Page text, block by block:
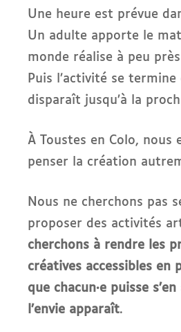
Une heure est prévue
Un adulte apporte le
monde réalise à peu
Puis l’activité se
disparaît jusqu’à la
À Toustes en Colo, nous
penser la création
Nous ne cherchons pas
proposer des activités
cherchons à rendre les
créatives accessibles en
que chacun·e puisse
l’envie apparaît.